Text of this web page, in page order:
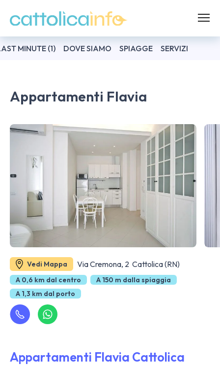
Appartamenti Flavia
Vedi Mappa Via Cremona, 2 Cattolica (RN)
A 0,6 km dal centro
A 150 m dalla spiaggia
A 1,3 km dal porto
MINUTE (1) DOVE SIAMO SPIAGGE SERVIZI
Appartamenti Flavia Cattolica